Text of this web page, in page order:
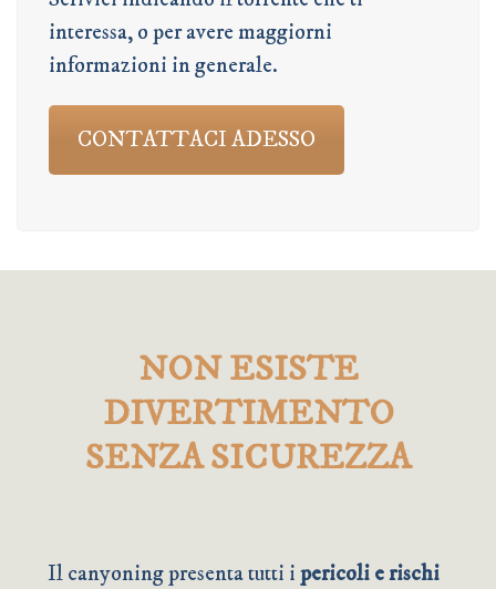
interessa, o per avere maggiorni
informazioni in generale.
CONTATTACI ADESSO
NON ESISTE
DIVERTIMENTO
SENZA SICUREZZA
Il canyoning presenta tutti i pericoli e rischi